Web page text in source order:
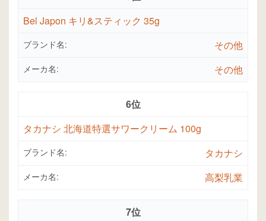
Bel Japon キリ&スティック 35g
ブランド名: その他
メーカ名: その他
6位
タカナシ 北海道特選サワークリーム 100g
ブランド名: タカナシ
メーカ名: 高梨乳業
7位